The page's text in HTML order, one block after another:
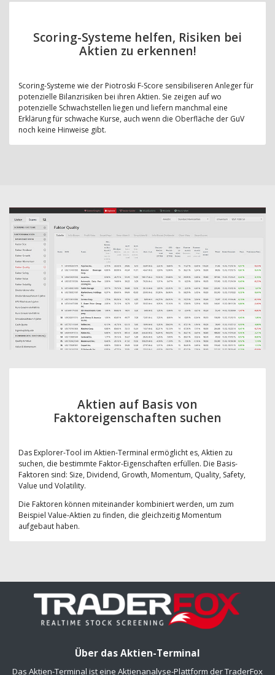
Scoring-Systeme helfen, Risiken bei
Aktien zu erkennen!
Scoring-Systeme wie der Piotroski F-Score sensibiliseren Anleger für
potenzielle Bilanzrisiken bei ihren Aktien. Sie zeigen auf wo
potenzielle Schwachstellen liegen und liefern manchmal eine
Erklärung für schwache Kurse, auch wenn die Oberfläche der GuV
noch keine Hinweise gibt.
Aktien auf Basis von
Faktoreigenschaften suchen
Das Explorer-Tool im Aktien-Terminal ermöglicht es, Aktien zu
suchen, die bestimmte Faktor-Eigenschaften erfüllen. Die Basis-
Faktoren sind: Size, Dividend, Growth, Momentum, Quality, Safety,
Value und Volatility.
Die Faktoren können miteinander kombiniert werden, um zum
Beispiel Value-Aktien zu finden, die gleichzeitig Momentum
aufgebaut haben.
Über das Aktien-Terminal
Das Aktien-Terminal ist eine Aktienanalyse-Plattform der TraderFox